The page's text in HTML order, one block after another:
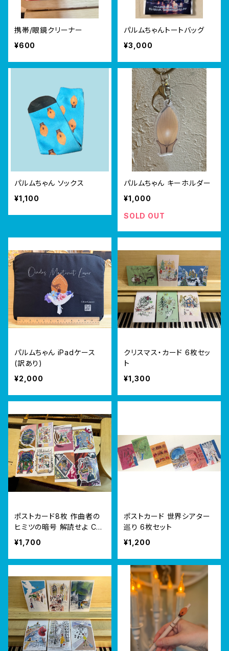
携帯/眼鏡クリーナー
¥600
パルムちゃんトートバッグ
¥3,000
パルムちゃん ソックス
¥1,100
パルムちゃん キーホルダー
¥1,000
SOLD OUT
パルムちゃん iPadケース
(訳あり)
¥2,000
クリスマス・カード 6枚セッ
ト
¥1,300
ポストカード8枚 作曲者の
ヒミツの暗号 解読せよ Cas
e 001〜008
¥1,700
ポストカード 世界シアター
巡り 6枚セット
¥1,200